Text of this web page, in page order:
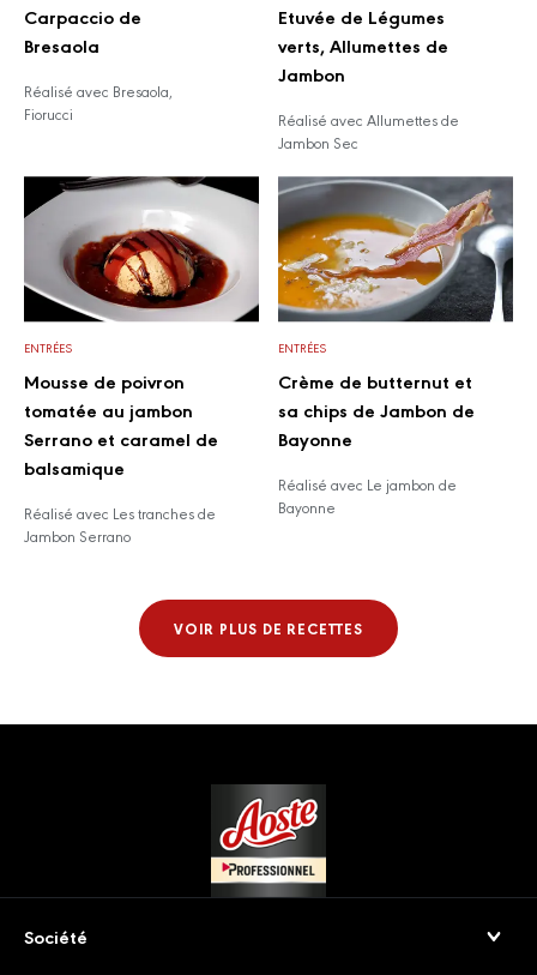
Carpaccio de
Bresaola
Réalisé avec Bresaola,
Fiorucci
Etuvée de Légumes
verts, Allumettes de
Jambon
Réalisé avec Allumettes de
Jambon Sec
ENTRÉES
Mousse de poivron
tomatée au jambon
Serrano et caramel de
balsamique
Réalisé avec Les tranches de
Jambon Serrano
ENTRÉES
Crème de butternut et
sa chips de Jambon de
Bayonne
Réalisé avec Le jambon de
Bayonne
VOIR PLUS DE RECETTES
Société